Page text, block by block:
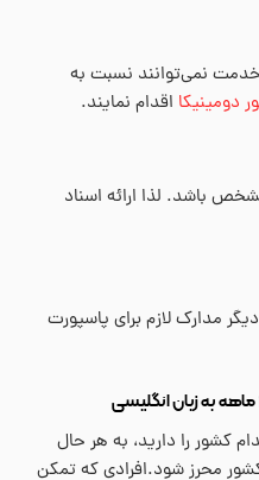
نمی‌توانند نسبت به
دومینیکا اقدام نمایند.
باشد. لذا ارائه اسناد
مدارک لازم برای پاسپورت
کشور را دارید، به هر حال
محرز شود.افرادی که تمکن